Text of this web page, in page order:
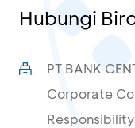
Hubungi
PT BANK
Corporate